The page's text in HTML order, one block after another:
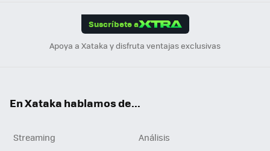
Suscríbete a
Apoya a Xataka y disfruta ventajas exclusivas
En Xataka hablamos de...
Streaming
Análisis